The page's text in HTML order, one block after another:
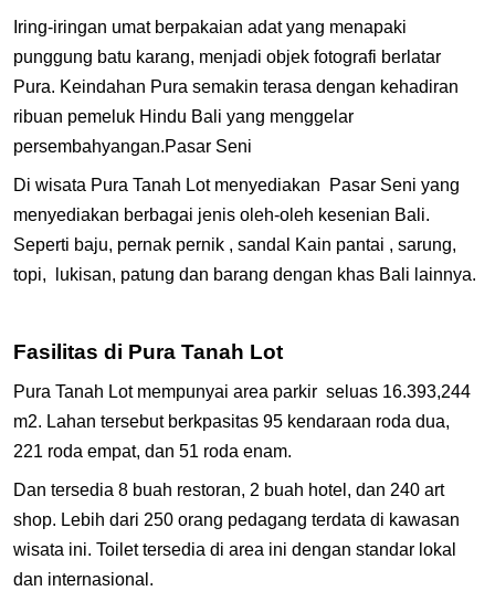
Iring-iringan umat berpakaian adat yang menapaki
punggung batu karang, menjadi objek fotografi berlatar
Pura. Keindahan Pura semakin terasa dengan kehadiran
ribuan pemeluk Hindu Bali yang menggelar
persembahyangan.Pasar Seni
Di wisata Pura Tanah Lot menyediakan Pasar Seni yang
menyediakan berbagai jenis oleh-oleh kesenian Bali.
Seperti baju, pernak pernik , sandal Kain pantai , sarung,
topi, lukisan, patung dan barang dengan khas Bali lainnya.
Fasilitas di Pura Tanah Lot
Pura Tanah Lot mempunyai area parkir seluas 16.393,244
m2. Lahan tersebut berkpasitas 95 kendaraan roda dua,
221 roda empat, dan 51 roda enam.
Dan tersedia 8 buah restoran, 2 buah hotel, dan 240 art
shop. Lebih dari 250 orang pedagang terdata di kawasan
wisata ini. Toilet tersedia di area ini dengan standar lokal
dan internasional.